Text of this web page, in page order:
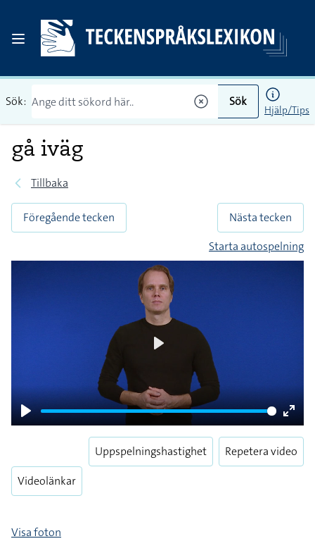
Sök: Sök
Hjälp/Tips
gå iväg
Tillbaka
Föregående tecken
Nästa tecken
Starta autospelning
Play
Enter
Videolänkar
Uppspelningshastighet Repetera video
Visa foton